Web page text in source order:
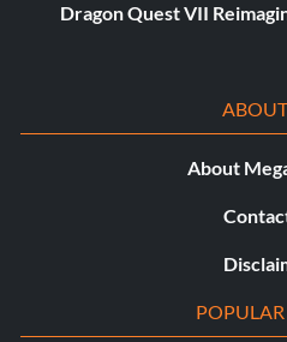
Dragon Quest VII
About